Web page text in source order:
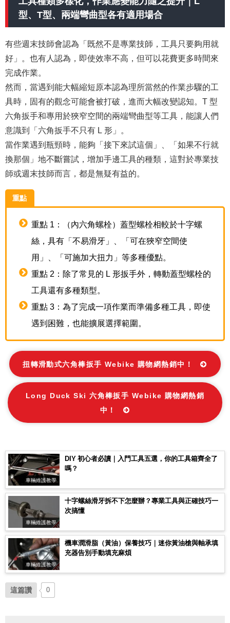
型、T型、兩端彎曲型各有適用場合
有些週末技師會認為「既然不是專業技師，工具只要夠用就
好」。也有人認為，即使效率不高，但可以花費更多時間來
完成作業。
然而，當遇到能大幅縮短原本認為理所當然的作業步驟的工
具時，固有的觀念可能會被打破，進而大幅改變認知。T 型
六角扳手和專用於狹窄空間的兩端彎曲型等工具，能讓人們
意識到「六角扳手不只有 L 形」。
當作業遇到瓶頸時，能夠「接下來試這個」、「如果不行就
換那個」地不斷嘗試，增加手邊工具的種類，這對於專業技
師或週末技師而言，都是無疑有益的。
重點
重點 1：（內六角螺栓）蓋型螺栓相較於十字螺
絲，具有「不易滑牙」、「可在狹窄空間使
用」、「可施加大扭力」等多種優點。
重點 2：除了常見的 L 形扳手外，轉動蓋型螺栓的
工具還有多種類型。
重點 3：為了完成一項作業而準備多種工具，即使
遇到困難，也能擴展選擇範圍。
扭轉滑動式六角棒扳手 Webike 購物網熱銷中！
Long Duck Ski 六角棒扳手 Webike 購物網熱銷
中！
車輛維護教學
DIY 初心者必讀｜入門工具五選，你的工具箱齊全了
嗎？
車輛維護教學
十字螺絲滑牙拆不下怎麼辦？專業工具與正確技巧一
次搞懂
車輛維護教學
機車潤滑脂（黃油）保養技巧｜迷你黃油槍與軸承填
充器告別手動填充麻煩
這篇讚 0